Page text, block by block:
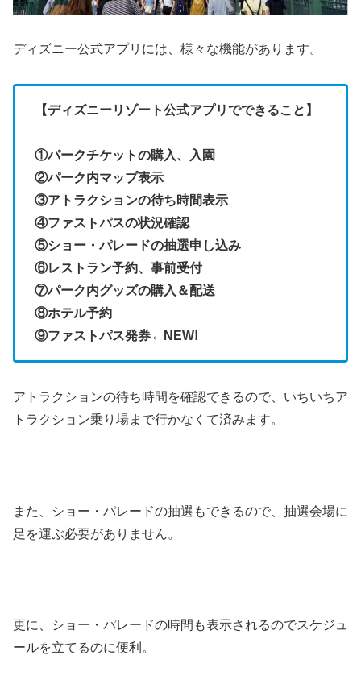
ディズニー公式アプリには、様々な機能があります。
【ディズニーリゾート公式アプリでできること】
①パークチケットの購入、入園
②パーク内マップ表示
③アトラクションの待ち時間表示
④ファストパスの状況確認
⑤ショー・パレードの抽選申し込み
⑥レストラン予約、事前受付
⑦パーク内グッズの購入＆配送
⑧ホテル予約
⑨ファストパス発券←NEW!
アトラクションの待ち時間を確認できるので、いちいちア
トラクション乗り場まで行かなくて済みます。
また、ショー・パレードの抽選もできるので、抽選会場に
足を運ぶ必要がありません。
更に、ショー・パレードの時間も表示されるのでスケジュ
ールを立てるのに便利。